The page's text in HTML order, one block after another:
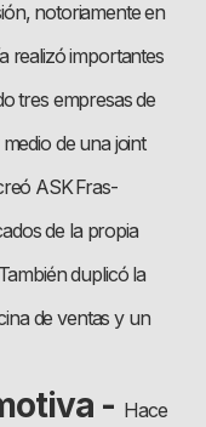
notoriamente en
realizó importantes
tres empresas de
de una joint
ASK Fras-
de la propia
duplicó la
de ventas y un
- Hace